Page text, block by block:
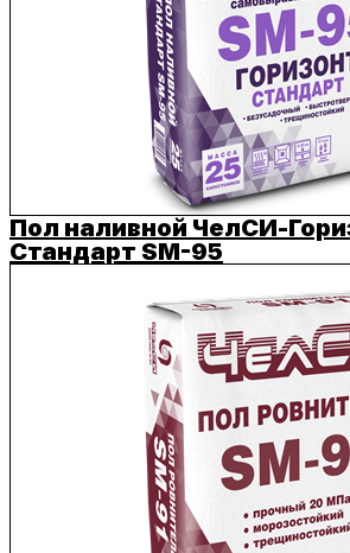
Пол наливной ЧелСИ-
Стандарт SM-95